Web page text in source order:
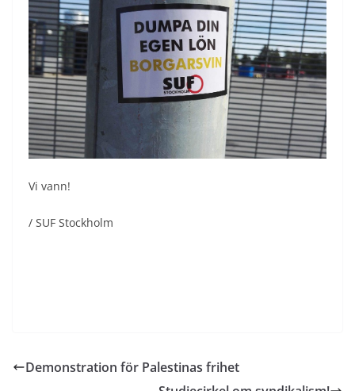
Vi vann!
/ SUF Stockholm
Demonstration för Palestinas frihet